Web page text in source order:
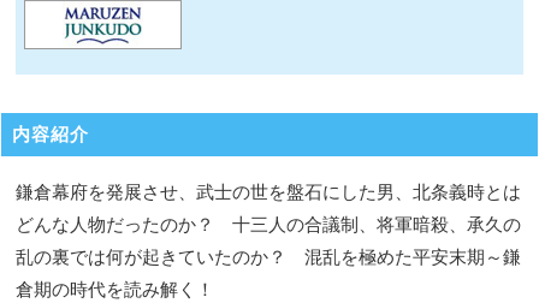
内容紹介
鎌倉幕府を発展させ、武士の世を盤石にした男、北条義時とは
どんな人物だったのか？ 十三人の合議制、将軍暗殺、承久の
乱の裏では何が起きていたのか？ 混乱を極めた平安末期～鎌
倉期の時代を読み解く！